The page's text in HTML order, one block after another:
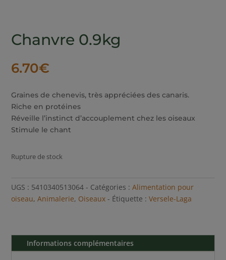
Chanvre 0.9kg
6.70€
Graines de chenevis, très appréciées des canaris.
Riche en protéines
Réveille l’instinct d’accouplement chez les oiseaux
Stimule le chant
Rupture de stock
UGS : 5410340513064 Catégories :Alimentation pour
oiseau,Animalerie, Oiseaux Étiquette :Versele-Laga
Informations complémentaires